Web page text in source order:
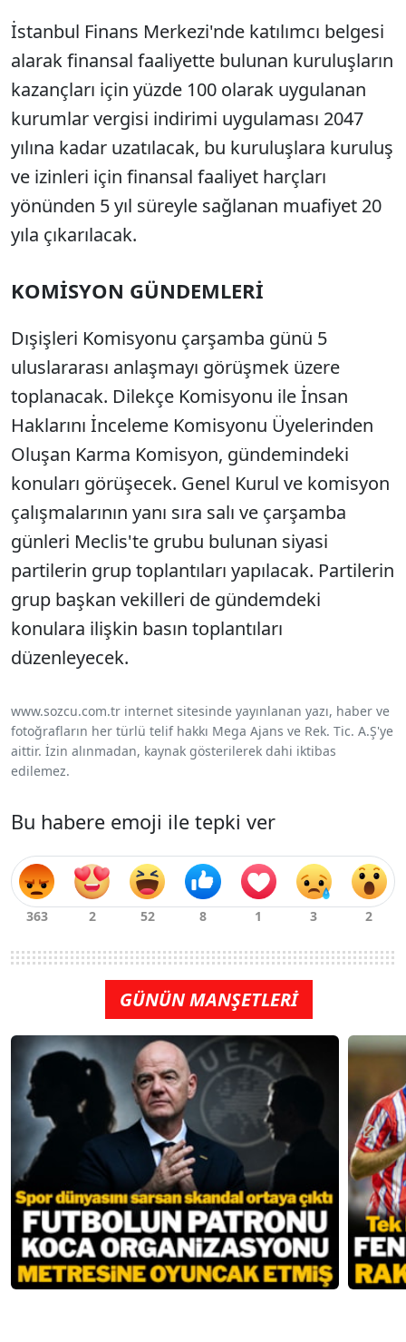
İstanbul Finans Merkezi'nde katılımcı belgesi
alarak finansal faaliyette bulunan kuruluşların
kazançları için yüzde 100 olarak uygulanan
kurumlar vergisi indirimi uygulaması 2047
yılına kadar uzatılacak, bu kuruluşlara kuruluş
ve izinleri için finansal faaliyet harçları
yönünden 5 yıl süreyle sağlanan muafiyet 20
yıla çıkarılacak.
KOMİSYON GÜNDEMLERİ
Dışişleri Komisyonu çarşamba günü 5
uluslararası anlaşmayı görüşmek üzere
toplanacak. Dilekçe Komisyonu ile İnsan
Haklarını İnceleme Komisyonu Üyelerinden
Oluşan Karma Komisyon, gündemindeki
konuları görüşecek. Genel Kurul ve komisyon
çalışmalarının yanı sıra salı ve çarşamba
günleri Meclis'te grubu bulunan siyasi
partilerin grup toplantıları yapılacak. Partilerin
grup başkan vekilleri de gündemdeki
konulara ilişkin basın toplantıları
düzenleyecek.
www.sozcu.com.tr internet sitesinde yayınlanan yazı, haber ve
fotoğrafların her türlü telif hakkı Mega Ajans ve Rek. Tic. A.Ş'ye
aittir. İzin alınmadan, kaynak gösterilerek dahi iktibas
edilemez.
Bu habere emoji ile tepki ver
GÜNÜN MANŞETLERİ